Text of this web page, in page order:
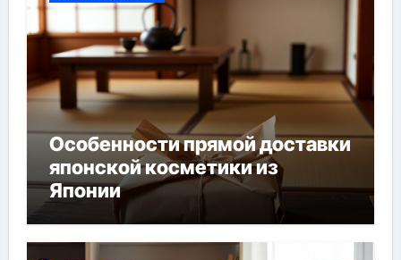
Особенности прямой доставки
японской косметики из
Японии